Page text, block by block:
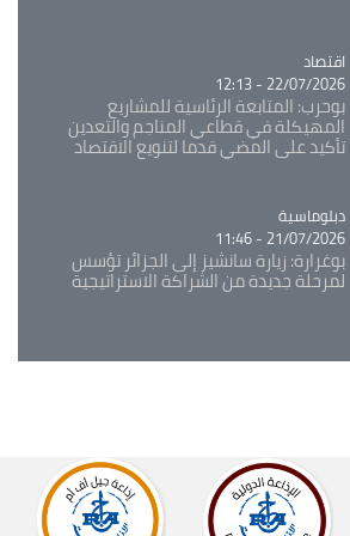
Catégorie
اقتصاد
22/07/2026 - 12:13
بوحرب: المتابعة الرئاسية للمشاريع
المهيكلة في قطاعي المناجم والتعدين
تأكيد على المضي قدما لتنويع الاقتصاد
Catégorie
دبلوماسية
21/07/2026 - 11:46
بوغرارة: زيارة سانشيز إلى الجزائر تؤسس
لمرحلة جديدة من الشراكة الاستراتيجية